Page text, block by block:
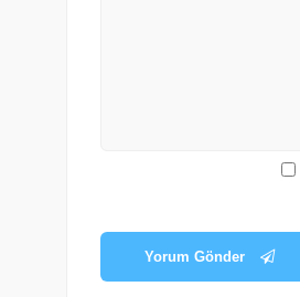
Yorum Gönder